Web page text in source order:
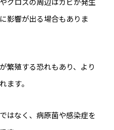
影響が出る場合もありま
繁殖する恐れもあり、より
ます。
はなく、病原菌や感染症を